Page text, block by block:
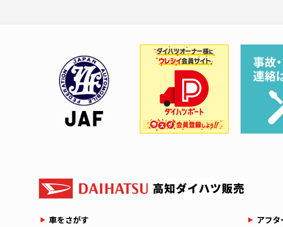
車をさがす
アフ